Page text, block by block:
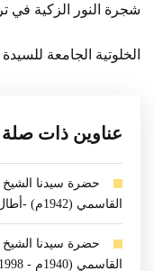
شجرة النور الزكية في
الخلوتية الجامعة
عناوين ذات صلة
حضرة سيدنا
القاسمي (1942م) -أطال الله في عمره-
حضرة سيدنا
القاسمي (1940م - 1998م)